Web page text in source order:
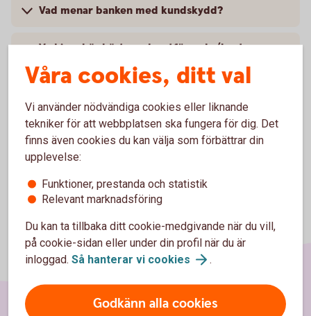
Vad menar banken med kundskydd?
Vad innebär bästa orderutförande (best
execution)?
Var kan jag hitta mer information om MiFID2?
Våra cookies, ditt val
Vi använder nödvändiga cookies eller liknande
tekniker för att webbplatsen ska fungera för dig. Det
finns även cookies du kan välja som förbättrar din
upplevelse:
Funktioner, prestanda och statistik
Relevant marknadsföring
Du kan ta tillbaka ditt cookie-medgivande när du vill,
på cookie-sidan eller under din profil när du är
inloggad. Så hanterar vi cookies .
Godkänn alla cookies